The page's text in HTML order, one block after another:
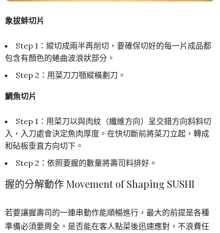
象拔蚌切片
Step 1：縱切成兩半再削切，要確保切好的每一片成品都
包含有顏色的蜷曲波浪狀部分。
Step 2：用菜刀刀顎縱橫劃刀。
鯛魚切片
Step 1：用菜刀以與肉紋（纖維方向）呈交錯方向斜斜切
入，入刀處會決定魚肉厚度。在快切斷前將菜刀立起，轉成
和砧板垂直方向切下。
Step 2：依照要握的數量將壽司料排好。
握的分解動作 Movement of Shaping SUSHI
若要讓握壽司的一連串動作能順暢進行，最大的前提是各種
準備必須要周全。是否能在客人點菜後迅速應對，不浪費任